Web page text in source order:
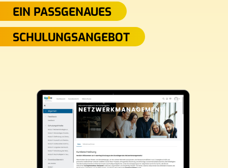
EIN PASSGENAUES
SCHULUNGSANGEBOT